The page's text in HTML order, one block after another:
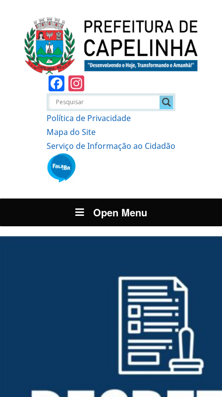
Facebook
Política de Privacidade
Mapa do Site
Serviço de Informação ao Cidadão
Open Menu